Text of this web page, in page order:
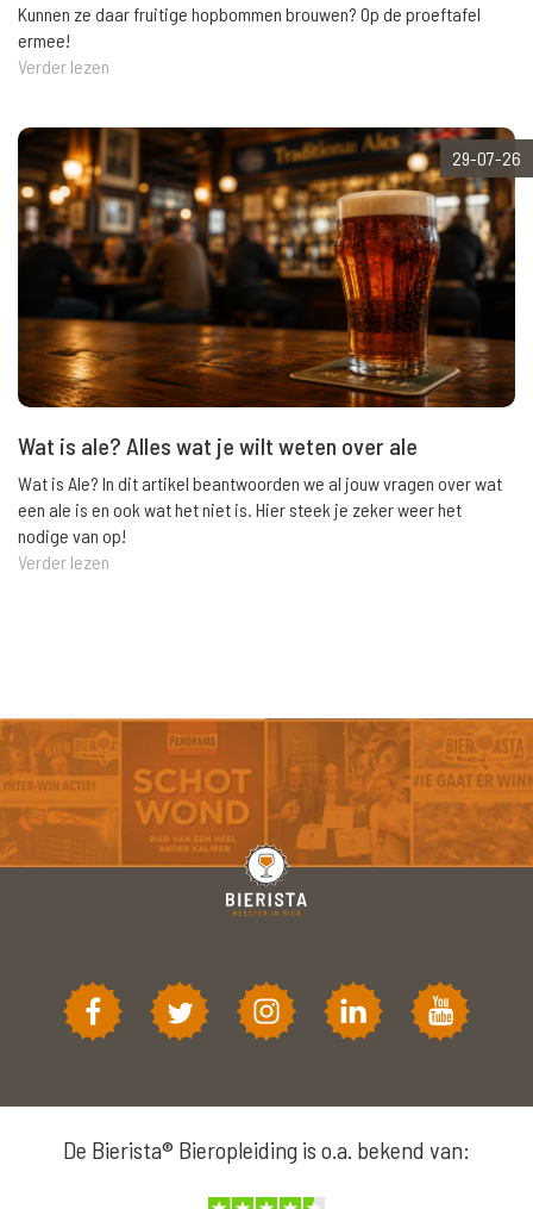
Kunnen ze daar fruitige hopbommen brouwen? Op de proeftafel
ermee!
Verder lezen
29-07-26
Wat is ale? Alles wat je wilt weten over ale
Wat is Ale? In dit artikel beantwoorden we al jouw vragen over wat
een ale is en ook wat het niet is. Hier steek je zeker weer het
nodige van op!
Verder lezen
De Bierista® Bieropleiding is o.a. bekend van: